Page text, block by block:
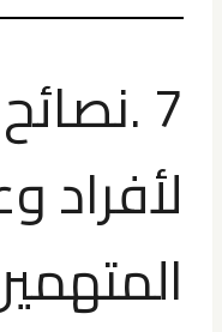
7
لأفراد